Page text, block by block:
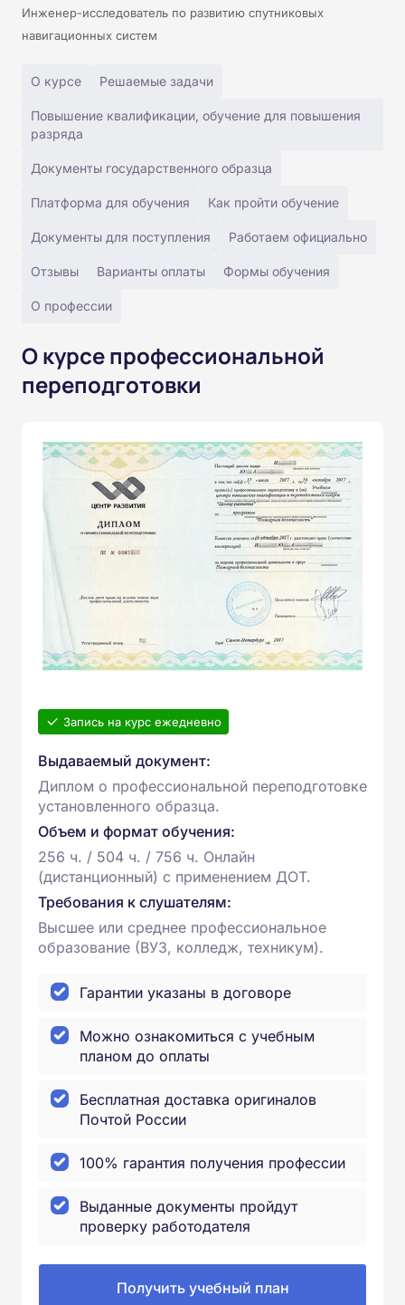
Инженер-исследователь по развитию спутниковых
навигационных систем
О курсе Решаемые задачи
Повышение квалификации, обучение для повышения
разряда
Документы государственного образца
Платформа для обучения Как пройти обучение
Документы для поступления Работаем официально
Отзывы Варианты оплаты Формы обучения
О профессии
О курсе профессиональной
переподготовки
Запись на курс ежедневно
Выдаваемый документ:
Диплом о профессиональной переподготовке
установленного образца.
Объем и формат обучения:
256 ч. / 504 ч. / 756 ч. Онлайн
(дистанционный) с применением ДОТ.
Требования к слушателям:
Высшее или среднее профессиональное
образование (ВУЗ, колледж, техникум).
Гарантии указаны в договоре
Можно ознакомиться с учебным
планом до оплаты
Бесплатная доставка оригиналов
Почтой России
100% гарантия получения профессии
Выданные документы пройдут
проверку работодателя
Получить учебный план